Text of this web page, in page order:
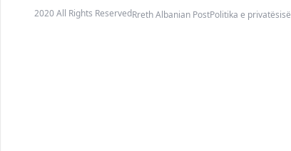
2020 All Rights ReservedRreth Albanian PostPolitika e privatësisë